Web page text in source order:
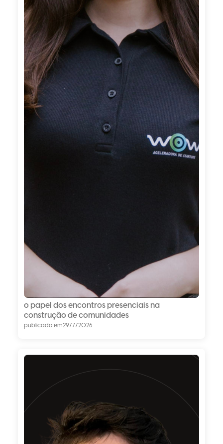
o papel dos encontros presenciais na
construção de comunidades
publicado em29/7/2026